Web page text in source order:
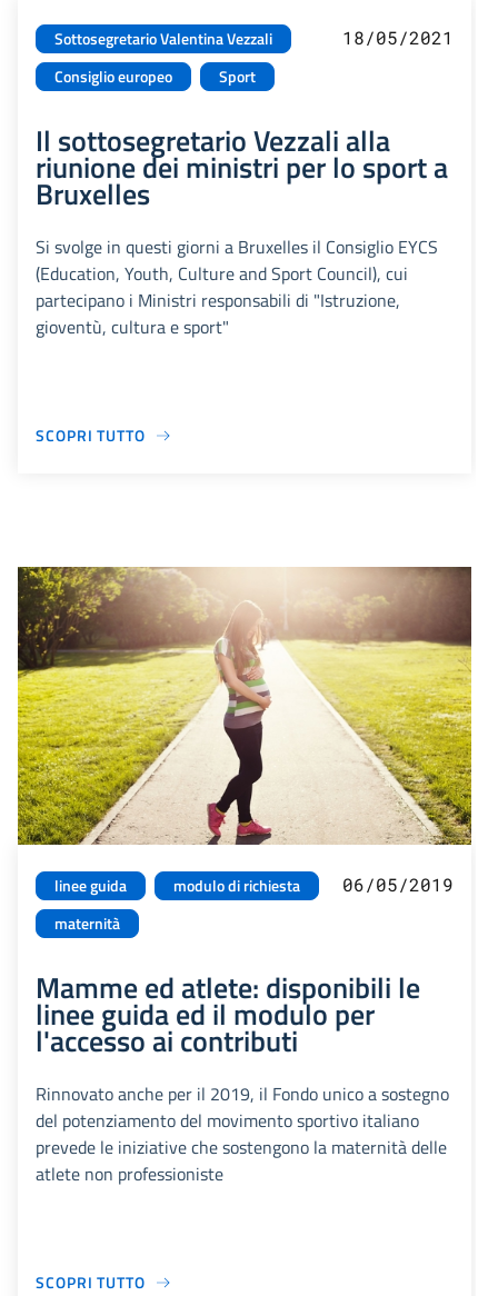
Sottosegretario Valentina Vezzali
Consiglio europeo
Sport
18/05/2021
Il sottosegretario Vezzali alla
riunione dei ministri per lo sport a
Bruxelles
Si svolge in questi giorni a Bruxelles il Consiglio EYCS
(Education, Youth, Culture and Sport Council), cui
partecipano i Ministri responsabili di "Istruzione,
gioventù, cultura e sport"
SCOPRI TUTTO
linee guida
modulo di richiesta
maternità
06/05/2019
Mamme ed atlete: disponibili le
linee guida ed il modulo per
l'accesso ai contributi
Rinnovato anche per il 2019, il Fondo unico a sostegno
del potenziamento del movimento sportivo italiano
prevede le iniziative che sostengono la maternità delle
atlete non professioniste
SCOPRI TUTTO